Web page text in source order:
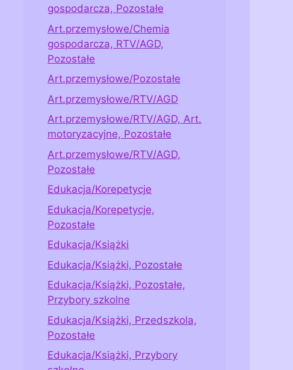
gospodarcza, Pozostałe
Art.przemysłowe/Chemia
gospodarcza, RTV/AGD,
Pozostałe
Art.przemysłowe/Pozostałe
Art.przemysłowe/RTV/AGD
Art.przemysłowe/RTV/AGD, Art.
motoryzacyjne, Pozostałe
Art.przemysłowe/RTV/AGD,
Pozostałe
Edukacja/Korepetycje
Edukacja/Korepetycje,
Pozostałe
Edukacja/Książki
Edukacja/Książki, Pozostałe
Edukacja/Książki, Pozostałe,
Przybory szkolne
Edukacja/Książki, Przedszkola,
Pozostałe
Edukacja/Książki, Przybory